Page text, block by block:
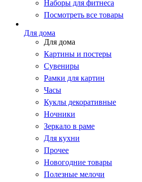
Наборы для фитнеса
Посмотреть все товары
Для дома
Для дома
Картины и постеры
Сувениры
Рамки для картин
Часы
Куклы декоративные
Ночники
Зеркало в раме
Для кухни
Прочее
Новогодние товары
Полезные мелочи